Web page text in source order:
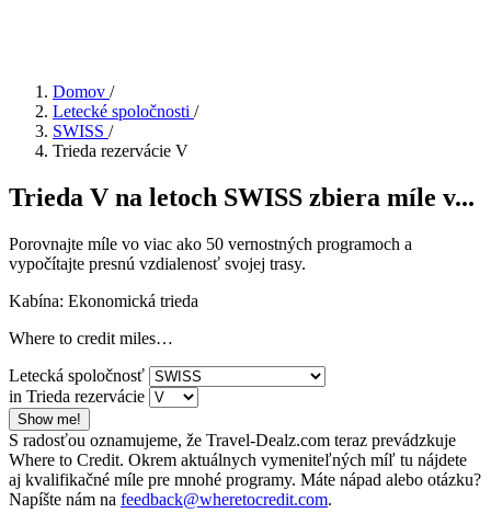
Domov /
Letecké spoločnosti /
SWISS /
Trieda rezervácie V
Trieda V na letoch SWISS zbiera míle v...
Porovnajte míle vo viac ako 50 vernostných programoch a
vypočítajte presnú vzdialenosť svojej trasy.
Kabína: Ekonomická trieda
Where to credit miles…
Letecká spoločnosť
in Trieda rezervácie
Show me!
S radosťou oznamujeme, že Travel-Dealz.com teraz prevádzkuje
Where to Credit. Okrem aktuálnych vymeniteľných míľ tu nájdete
aj kvalifikačné míle pre mnohé programy. Máte nápad alebo otázku?
Napíšte nám na feedback@wheretocredit.com.